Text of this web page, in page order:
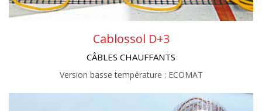
Cablossol D+3
CÂBLES CHAUFFANTS
Version basse température : ECOMAT